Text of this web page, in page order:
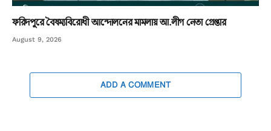
ফরিদপুরে বৈষম্যবিরোধী আন্দোলনের মামলায় আ.লীগ নেতা গ্রেপ্তার
August 9, 2026
ADD A COMMENT